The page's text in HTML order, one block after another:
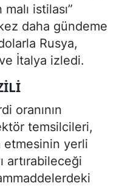
istilası”
daha gündeme
Rusya,
İtalya izledi.
oranının
temsilcileri,
etmesinin yerli
artırabileceği